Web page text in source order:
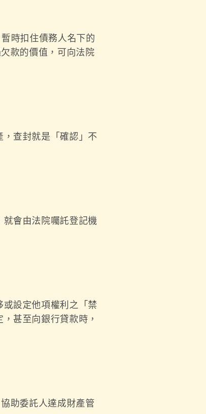
時扣住債務人名下的
款的價值，可向法院
查封就是「確認」不
會由法院囑託登記機
設定他項權利之「禁
甚至向銀行貸款時，
助委託人達成財產管